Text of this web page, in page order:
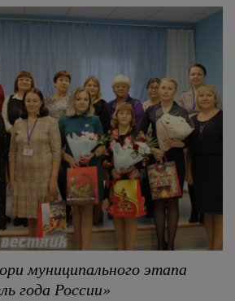
муниципального этапа
года России»